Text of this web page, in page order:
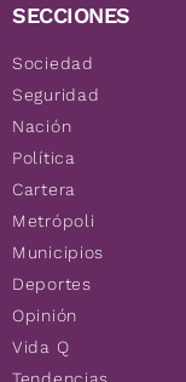
SECCIONES
Sociedad
Seguridad
Nación
Política
Cartera
Metrópoli
Municipios
Deportes
Opinión
Vida Q